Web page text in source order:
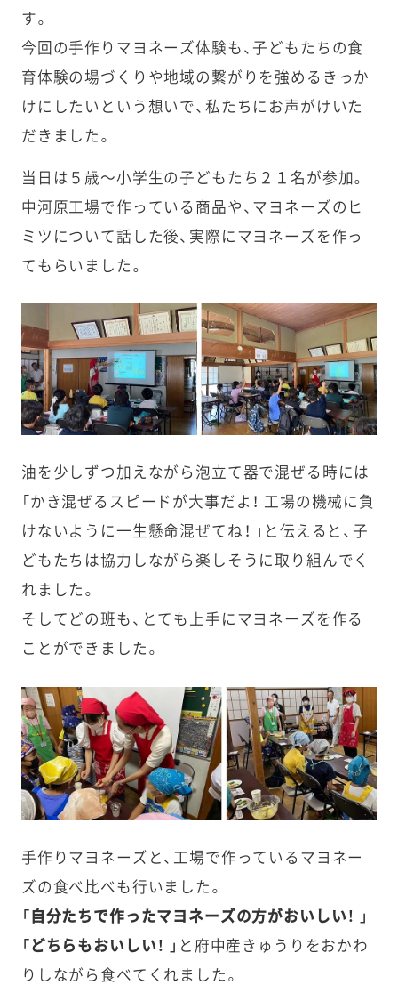
す。
今回の手作りマヨネーズ体験も、子どもたちの食
育体験の場づくりや地域の繋がりを強めるきっか
けにしたいという想いで、私たちにお声がけいた
だきました。
当日は５歳〜小学生の子どもたち２１名が参加。
中河原工場で作っている商品や、マヨネーズのヒ
ミツについて話した後、実際にマヨネーズを作っ
てもらいました。
油を少しずつ加えながら泡立て器で混ぜる時には
「かき混ぜるスピードが大事だよ！ 工場の機械に負
けないように一生懸命混ぜてね！ 」と伝えると、子
どもたちは協力しながら楽しそうに取り組んでく
れました。
そしてどの班も、とても上手にマヨネーズを作る
ことができました。
手作りマヨネーズと、工場で作っているマヨネー
ズの食べ比べも行いました。
「自分たちで作ったマヨネーズの方がおいしい！ 」
「どちらもおいしい！ 」 と府中産きゅうりをおかわ
りしながら食べてくれました。